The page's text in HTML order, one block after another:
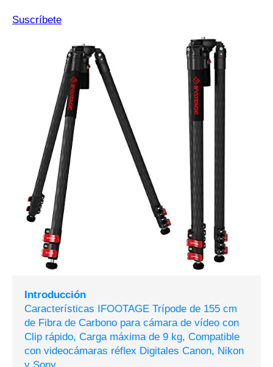
Suscríbete
Introducción
Características IFOOTAGE Trípode de 155 cm
de Fibra de Carbono para cámara de vídeo con
Clip rápido, Carga máxima de 9 kg, Compatible
con videocámaras réflex Digitales Canon, Nikon